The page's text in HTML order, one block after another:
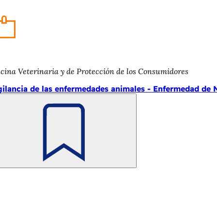
Veterinaria y de Protección de los Consumidores
de las enfermedades animales - Enfermedad de